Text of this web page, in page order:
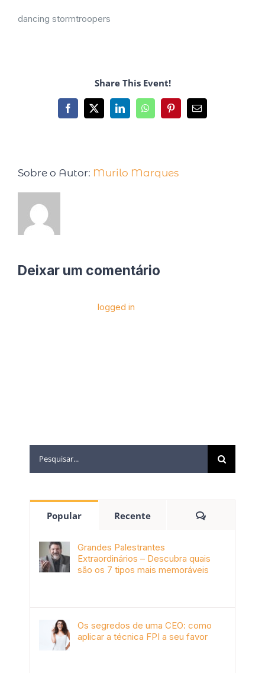
dancing stormtroopers
Share This Event!
Sobre o Autor: Murilo Marques
Deixar um comentário
logged in
Popular Recente
Grandes Palestrantes
Extraordinários – Descubra quais
são os 7 tipos mais memoráveis
Os segredos de uma CEO: como
aplicar a técnica FPI a seu favor